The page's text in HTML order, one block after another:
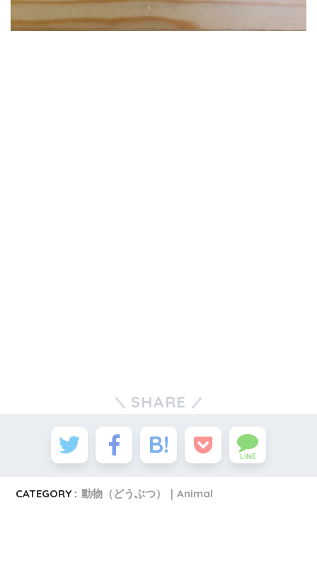
SHARE
LINE
CATEGORY : 動物（どうぶつ）｜Animal